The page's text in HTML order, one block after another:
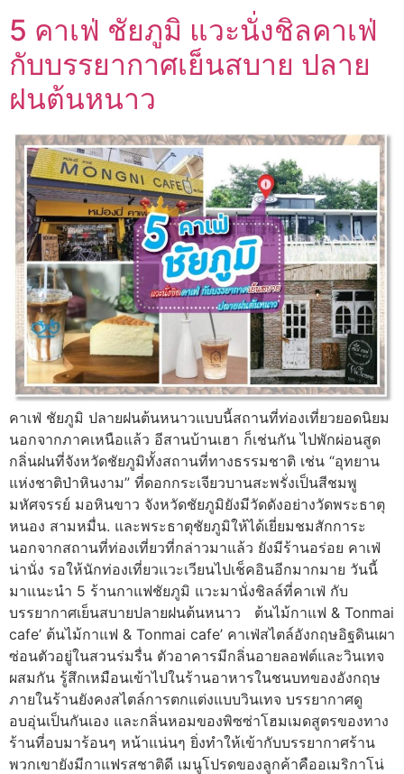
5 คาเฟ่ ชัยภูมิ แวะนั่งชิลคาเฟ่
กับบรรยากาศเย็นสบาย ปลาย
ฝนต้นหนาว
คาเฟ่ ชัยภูมิ ปลายฝนต้นหนาวแบบนี้สถานที่ท่องเที่ยวยอดนิยม
นอกจากภาคเหนือแล้ว อีสานบ้านเฮา ก็เช่นกัน ไปพักผ่อนสูด
กลิ่นฝนที่จังหวัดชัยภูมิทั้งสถานที่ทางธรรมชาติ เช่น “อุทยาน
แห่งชาติป่าหินงาม” ที่ดอกกระเจียวบานสะพรั่งเป็นสีชมพู
มหัศจรรย์ มอหินขาว จังหวัดชัยภูมิยังมีวัดดังอย่างวัดพระธาตุ
หนอง สามหมื่น. และพระธาตุชัยภูมิให้ได้เยี่ยมชมสักการะ
นอกจากสถานที่ท่องเที่ยวที่กล่าวมาแล้ว ยังมีร้านอร่อย คาเฟ่
น่านั่ง รอให้นักท่องเที่ยวแวะเวียนไปเช็คอินอีกมากมาย วันนี้
มาแนะนำ 5 ร้านกาแฟชัยภูมิ แวะมานั่งชิลล์ที่คาเฟ่ กับ
บรรยากาศเย็นสบายปลายฝนต้นหนาว ต้นไม้กาแฟ & Tonmai
cafe’ ต้นไม้กาแฟ & Tonmai cafe’ คาเฟ่สไตล์อังกฤษอิฐดินเผา
ซ่อนตัวอยู่ในสวนร่มรื่น ตัวอาคารมีกลิ่นอายลอฟต์และวินเทจ
ผสมกัน รู้สึกเหมือนเข้าไปในร้านอาหารในชนบทของอังกฤษ
ภายในร้านยังคงสไตล์การตกแต่งแบบวินเทจ บรรยากาศดู
อบอุ่นเป็นกันเอง และกลิ่นหอมของพิซซ่าโฮมเมดสูตรของทาง
ร้านที่อบมาร้อนๆ หน้าแน่นๆ ยิ่งทำให้เข้ากับบรรยากาศร้าน
พวกเขายังมีกาแฟรสชาติดี เมนูโปรดของลูกค้าคืออเมริกาโน่